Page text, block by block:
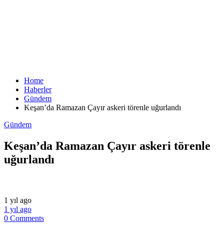
Home
Haberler
Gündem
Keşan’da Ramazan Çayır askeri törenle uğurlandı
Gündem
Keşan’da Ramazan Çayır askeri törenle
uğurlandı
1 yıl ago
1 yıl ago
0 Comments